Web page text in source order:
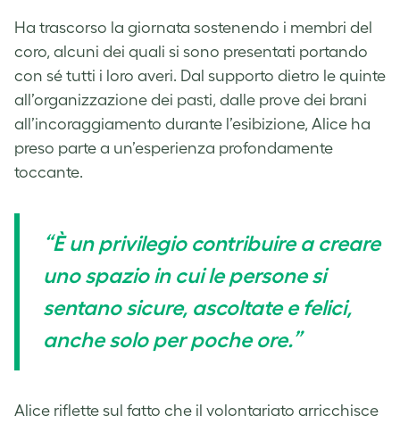
Ha trascorso la giornata sostenendo i membri del
coro, alcuni dei quali si sono presentati portando
con sé tutti i loro averi. Dal supporto dietro le quinte
all’organizzazione dei pasti, dalle prove dei brani
all’incoraggiamento durante l’esibizione, Alice ha
preso parte a un’esperienza profondamente
toccante.
“È un privilegio contribuire a creare
uno spazio in cui le persone si
sentano sicure, ascoltate e felici,
anche solo per poche ore.”
Alice riflette sul fatto che il volontariato arricchisce